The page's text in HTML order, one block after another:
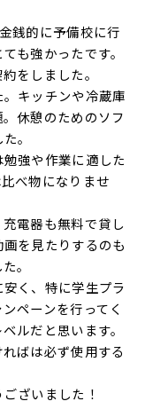
銭的に予備校に行
も強かったです。
をしました。
キッチンや冷蔵庫
休憩のためのソフ
。
強や作業に適した
べ物になりませ
電器も無料で貸し
を見たりするのも
。
く、特に学生プラ
ペーンを行ってく
ルだと思います。
ばは必ず使用する
ざいました！